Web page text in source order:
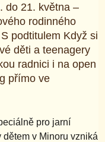
do 21. května –
rodinného
podtitulem Když si
děti a teenagery
radnici i na open
přímo ve
pro jarní
dětem v Minoru vzniká